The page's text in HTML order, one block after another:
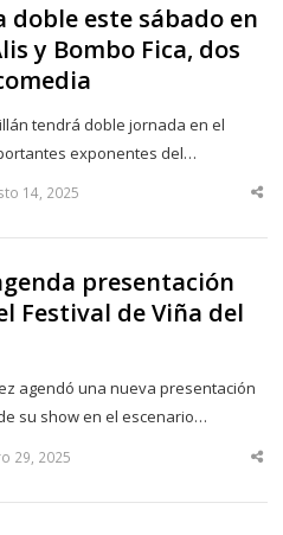
este sábado en
y Bombo Fica, dos
tendrá doble jornada en el
exponentes del…
14, 2025
presentación
Festival de Viña del
agendó una nueva presentación
su show en el escenario…
29, 2025